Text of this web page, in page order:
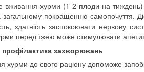
вживання хурми (1-2 плоди на
загальному покращенню самопочуття.
здатність заспокоювати нервову
перед їжею може стимулювати
захворювань
хурми до свого раціону допоможе